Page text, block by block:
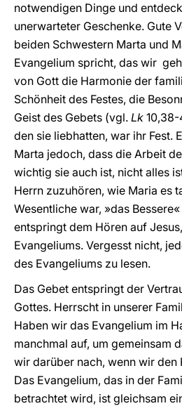
notwendigen Dinge und
unerwarteter Geschenke. Gute
beiden Schwestern Marta und
Evangelium spricht, das wir
von Gott die Harmonie der
Schönheit des Festes, die
Geist des Gebets (vgl. Lk 10,38-
den sie liebhatten, war ihr Fest.
Marta jedoch, dass die Arbeit
wichtig sie auch ist, nicht alles
Herrn zuzuhören, wie Maria es
Wesentliche war, »das
entspringt dem Hören auf
Evangeliums. Vergesst nicht,
des Evangeliums zu lesen.
Das Gebet entspringt der
Gottes. Herrscht in unserer
Haben wir das Evangelium im
manchmal auf, um gemeinsam
wir darüber nach, wenn wir den
Das Evangelium, das in der
betrachtet wird, ist gleichsam